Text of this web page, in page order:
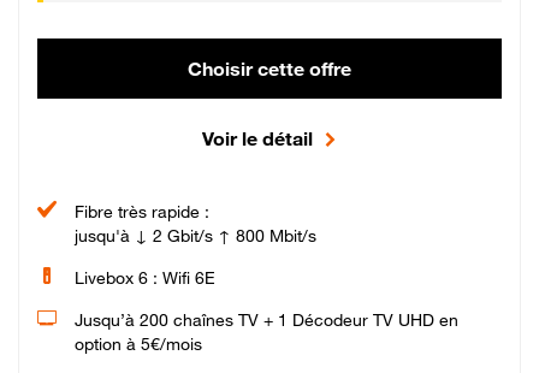
Choisir cette offre
Voir le détail
Fibre très rapide :
jusqu'à ↓ 2 Gbit/s ↑ 800 Mbit/s
Livebox 6 : Wifi 6E
Jusqu’à 200 chaînes TV + 1 Décodeur TV UHD en
option à 5€/mois